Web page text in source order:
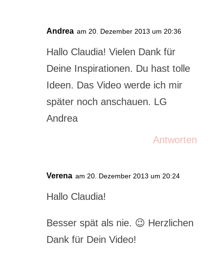
Andrea am 20. Dezember 2013 um 20:36
Hallo Claudia! Vielen Dank für
Deine Inspirationen. Du hast tolle
Ideen. Das Video werde ich mir
später noch anschauen. LG
Andrea
Antworten
Verena am 20. Dezember 2013 um 20:24
Hallo Claudia!
Besser spät als nie. 😉 Herzlichen
Dank für Dein Video!